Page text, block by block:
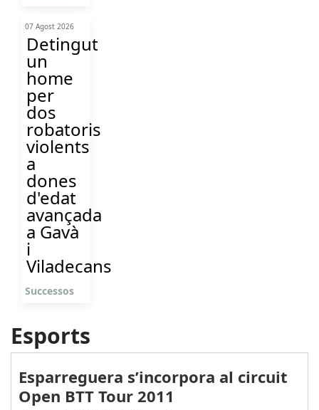
07 Agost 2026
Detingut
un
home
per
dos
robatoris
violents
a
dones
d'edat
avançada
a Gavà
i
Viladecans
Successos
Esports
Esparreguera s’incorpora al circuit
Open BTT Tour 2011